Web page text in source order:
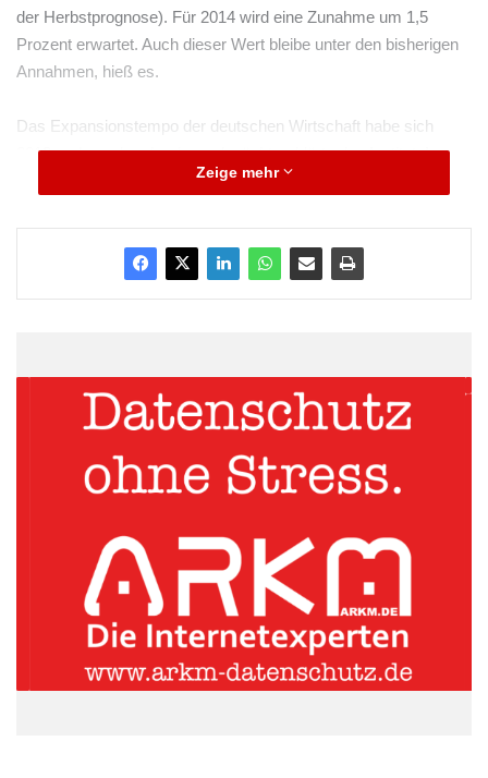
der Herbstprognose). Für 2014 wird eine Zunahme um 1,5
Prozent erwartet. Auch dieser Wert bleibe unter den bisherigen
Annahmen, hieß es.
Das Expansionstempo der deutschen Wirtschaft habe sich
2012 mehr und mehr abgeschwächt, erklärte das Institut. Im
Schlussquartal dürfte die gesamtwirtschaftliche Produktion mit
die Ausfuhrflaute und die abermals rückläufigen
Unternehmensinvestitionen. Gegenüber dem Vorjahr dürfte die
Zeige mehr